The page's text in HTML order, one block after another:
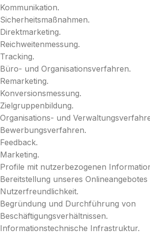
Kommunikation.
Sicherheitsmaßnahmen.
Direktmarketing.
Reichweitenmessung.
Tracking.
Büro- und Organisationsverfahren.
Remarketing.
Konversionsmessung.
Zielgruppenbildung.
Organisations- und
Bewerbungsverfahren.
Feedback.
Marketing.
Profile mit nutzerbezogenen
Bereitstellung unseres Onlineangebotes
Nutzerfreundlichkeit.
Begründung und Durchführung von
Beschäftigungsverhältnissen.
Informationstechnische Infrastruktur.